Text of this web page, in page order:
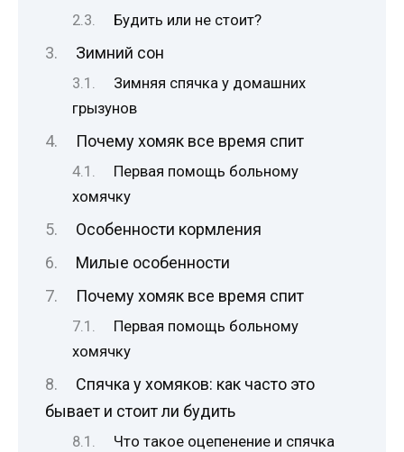
Будить или не стоит?
Зимний сон
Зимняя спячка у домашних
грызунов
Почему хомяк все время спит
Первая помощь больному
хомячку
Особенности кормления
Милые особенности
Почему хомяк все время спит
Первая помощь больному
хомячку
Спячка у хомяков: как часто это
бывает и стоит ли будить
Что такое оцепенение и спячка